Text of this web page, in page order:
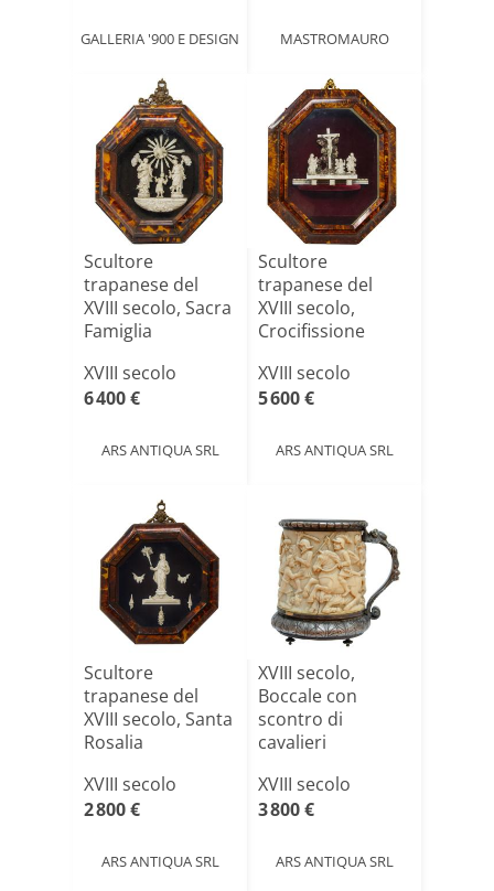
GALLERIA '900 E DESIGN MASTROMAURO
Scultore
trapanese del
XVIII secolo, Sacra
Famiglia
XVIII secolo
6 400 €
ARS ANTIQUA SRL
Scultore
trapanese del
XVIII secolo,
Crocifissione
XVIII secolo
5 600 €
ARS ANTIQUA SRL
Scultore
trapanese del
XVIII secolo, Santa
Rosalia
XVIII secolo
2 800 €
ARS ANTIQUA SRL
XVIII secolo,
Boccale con
scontro di
cavalieri
XVIII secolo
3 800 €
ARS ANTIQUA SRL